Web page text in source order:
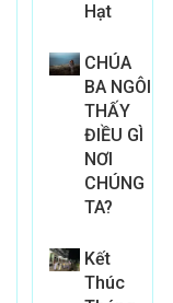
Hạt
CHÚA
BA NGÔI
THẤY
ĐIỀU GÌ
NƠI
CHÚNG
TA?
Kết
Thúc